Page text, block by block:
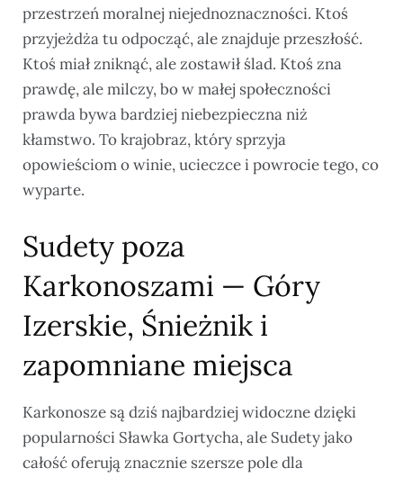
przestrzeń moralnej niejednoznaczności. Ktoś
przyjeżdża tu odpocząć, ale znajduje przeszłość.
Ktoś miał zniknąć, ale zostawił ślad. Ktoś zna
prawdę, ale milczy, bo w małej społeczności
prawda bywa bardziej niebezpieczna niż
kłamstwo. To krajobraz, który sprzyja
opowieściom o winie, ucieczce i powrocie tego, co
wyparte.
Sudety poza
Karkonoszami — Góry
Izerskie, Śnieżnik i
zapomniane miejsca
Karkonosze są dziś najbardziej widoczne dzięki
popularności Sławka Gortycha, ale Sudety jako
całość oferują znacznie szersze pole dla